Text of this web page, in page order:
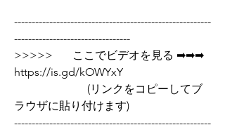
--------------------------------------------------------
---------------------------------
>>>>>       ここでビデオを見る ➡➡➡
https://is.gd/kOWYxY
ラウザに貼り付けます)
--------------------------------------------------------